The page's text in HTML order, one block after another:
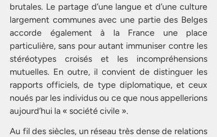
brutales. Le partage d’une langue et d’une culture
largement communes avec une partie des Belges
accorde également à la France une place
particulière, sans pour autant immuniser contre les
stéréotypes croisés et les incompréhensions
mutuelles. En outre, il convient de distinguer les
rapports officiels, de type diplomatique, et ceux
noués par les individus ou ce que nous appellerions
aujourd’hui la « société civile ».
Au fil des siècles, un réseau très dense de relations